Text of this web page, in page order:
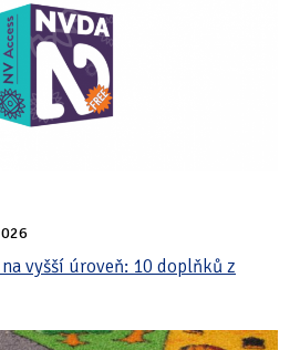
vyšší úroveň: 10 doplňků z